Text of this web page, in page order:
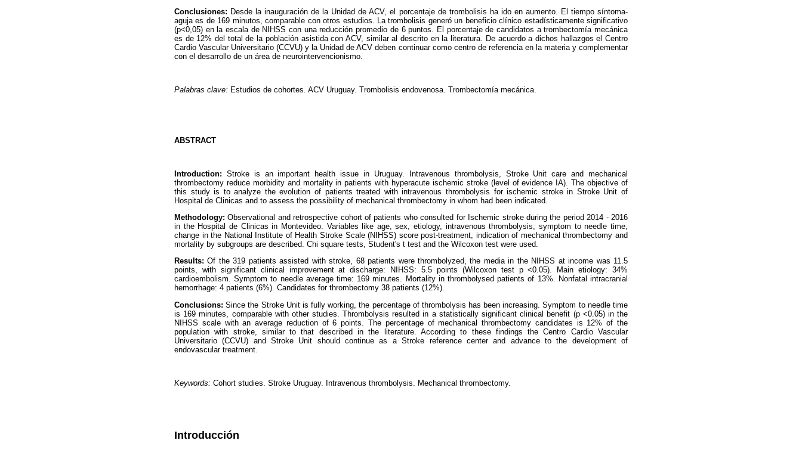
Conclusiones: Desde la inauguración de la Unidad de ACV, el porcentaje de trombolisis ha ido en aumento. El tiempo síntoma-
aguja es de 169 minutos, comparable con otros estudios. La trombolisis generó un beneficio clínico estadísticamente significativo
(p<0,05) en la escala de NIHSS con una reducción promedio de 6 puntos. El porcentaje de candidatos a trombectomía mecánica
es de 12% del total de la población asistida con ACV, similaral descrito en la literatura. De acuerdo a dichos hallazgos el Centro
Cardio Vascular Universitario (CCVU) y la Unidad de ACV deben continuar como centro de referencia en la materia y complementar
con el desarrollo de un área de neurointervencionismo.
Palabras clave: Estudios de cohortes. ACV Uruguay. Trombolisis endovenosa. Trombectomía mecánica.
ABSTRACT
Introduction: Stroke is an important health issue in Uruguay. Intravenous thrombolysis, Stroke Unit care and mechanical
thrombectomy reduce morbidity and mortality in patients with hyperacute ischemic stroke (level of evidence IA). The objective of
this study is to analyze the evolution of patients treated with intravenous thrombolysis for ischemic stroke in Stroke Unit of
Hospital de Clinicas and to assess the possibility of mechanical thrombectomy in whom had been indicated.
Methodology: Observational and retrospective cohort of patients who consulted for Ischemic stroke during the period 2014 - 2016
in the Hospital de Clinicas in Montevideo. Variables like age, sex, etiology, intravenous thrombolysis, symptom to needle time,
change in the National Institute of Health Stroke Scale (NIHSS) score post-treatment, indication of mechanical thrombectomy and
mortality by subgroups are described. Chi square tests, Student's t test and the Wilcoxon test were used.
Results: Of the 319 patients assisted with stroke, 68 patients were thrombolyzed, the media in the NIHSS at income was 11.5
points, with significant clinical improvement at discharge: NIHSS: 5.5 points (Wilcoxon test p <0.05). Main etiology: 34%
cardioembolism. Symptom to needle average time: 169 minutes. Mortality in thrombolysed patients of 13%. Nonfatal intracranial
hemorrhage: 4 patients (6%). Candidates for thrombectomy 38 patients (12%).
Conclusions: Since the Stroke Unit is fully working, the percentage of thrombolysis has been increasing. Symptom to needle time
is 169 minutes, comparable with other studies. Thrombolysis resulted in a statistically significant clinical benefit (p <0.05) in the
NIHSS scale with an average reduction of 6 points. The percentage of mechanical thrombectomy candidates is 12% of the
population with stroke, similar to that described in the literature. According to these findings theCentro Cardio Vascular
Universitario (CCVU) and Stroke Unit should continue as a Stroke reference center and advance to the development of
endovascular treatment.
Keywords: Cohort studies. Stroke Uruguay. Intravenous thrombolysis. Mechanical thrombectomy.
Introducción